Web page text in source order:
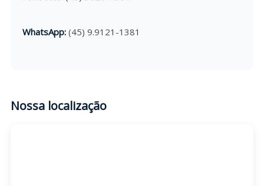
WhatsApp:(45) 9.9121-1381
Nossa localização